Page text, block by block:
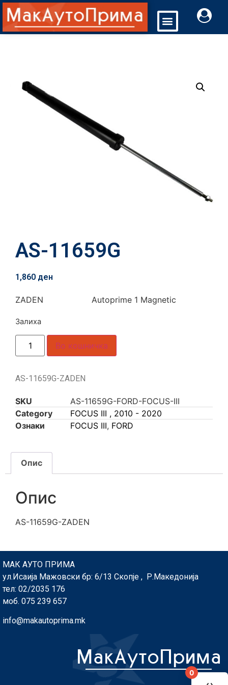
AS-11659G
1,860 ден
ZADEN Autoprime 1 Magnetic
Залиха
Во кошничка
AS-11659G-ZADEN
SKU
AS-11659G-FORD-FOCUS-III
Category
FOCUS III , 2010 - 2020
Ознаки
FOCUS III, FORD
Опис
Опис
AS-11659G-ZADEN
МАК АУТО ПРИМА
ул.Исаија Мажовски бр: 6/13 Скопје , Р.Македонија
тел: 02/2035 176
моб. 075 239 657
info@makautoprima.mk
0